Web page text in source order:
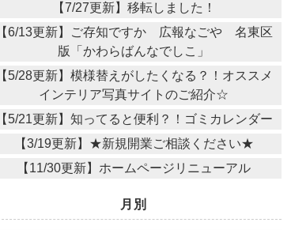
【7/27更新】移転しました！
【6/13更新】ご存知ですか 広報なごや 名東区
版「かわらばんなでしこ」
【5/28更新】模様替えがしたくなる？！オススメ
インテリア写真サイトのご紹介☆
【5/21更新】知ってると便利？！ゴミカレンダー
【3/19更新】★新規開業ご相談ください★
【11/30更新】ホームページリニューアル
月別